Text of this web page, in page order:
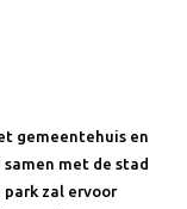
gemeentehuis en
met de stad
zal ervoor